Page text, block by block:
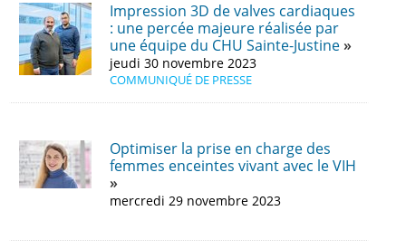
Impression 3D de valves cardiaques
: une percée majeure réalisée par
une équipe du CHU Sainte-Justine
jeudi 30 novembre 2023
COMMUNIQUÉ DE PRESSE
Optimiser la prise en charge des
femmes enceintes vivant avec le VIH
mercredi 29 novembre 2023